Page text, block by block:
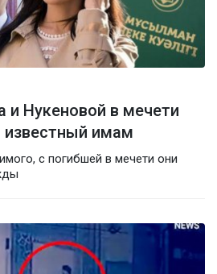
и Нукеновой в мечети
известный имам
с погибшей в мечети они